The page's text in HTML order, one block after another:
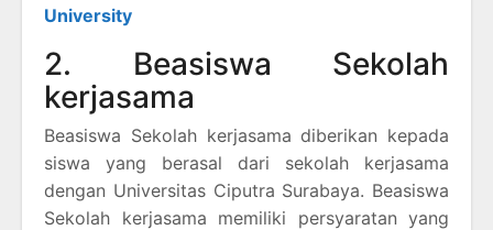
University
2. Beasiswa Sekolah
kerjasama
Beasiswa Sekolah kerjasama diberikan kepada
siswa yang berasal dari sekolah kerjasama
dengan Universitas Ciputra Surabaya. Beasiswa
Sekolah kerjasama memiliki persyaratan yang